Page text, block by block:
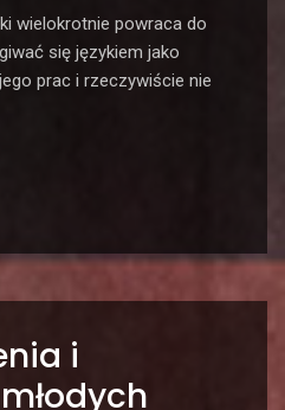
wielokrotnie powraca do
się językiem jako
prac i rzeczywiście nie
i